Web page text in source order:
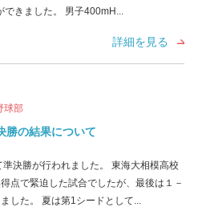
できました。 男子400mH...
詳細を見る
球部
勝の結果について
決勝が行われました。 東海大相模高校
点で緊迫した試合でしたが、最後は１－
した。 夏は第1シードとして...